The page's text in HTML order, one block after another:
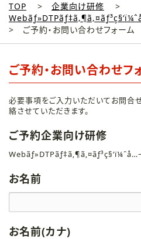
TOP
企業向け研修
ご予約・お問い合わせフォーム
ご予約・お問い合わせフ
必要事項をご入力いただいてお問合
絡させていただきます。
ご予約企業向け研修
お名前
お名前(カナ)